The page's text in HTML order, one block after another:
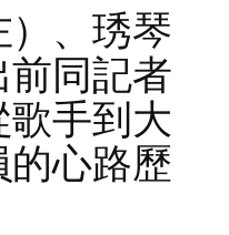
、琇琴
前同記者
手到大
心路歷